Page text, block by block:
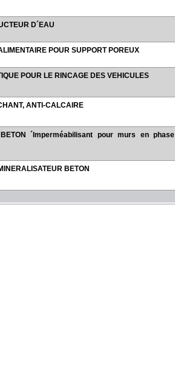
D´EAU
POUR SUPPORT POREUX
POUR LE RINCAGE DES VEHICULES
ANTI-CALCAIRE
BETON ´Imperméabilisant pour murs en phase
BETON